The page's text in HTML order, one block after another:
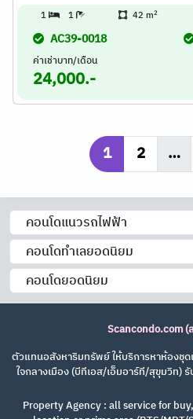
1 1 42 m2
AC39-0018
ค่าเช่าบาท/เดือน
24,000.-
1 2 …
คอนโดแนวรถไฟฟ้า
คอนโดทำเลยอดนิยม
คอนโดยอดนิยม
Scancondo.com (
ตัวแทนอสังหาริมทรัพย์ ให้บริการหาห้องชุด
ใจกลางเมือง (บีทีเอส/เอ็มอาร์ที/สุขุมวิท)
Property Agency : all service for